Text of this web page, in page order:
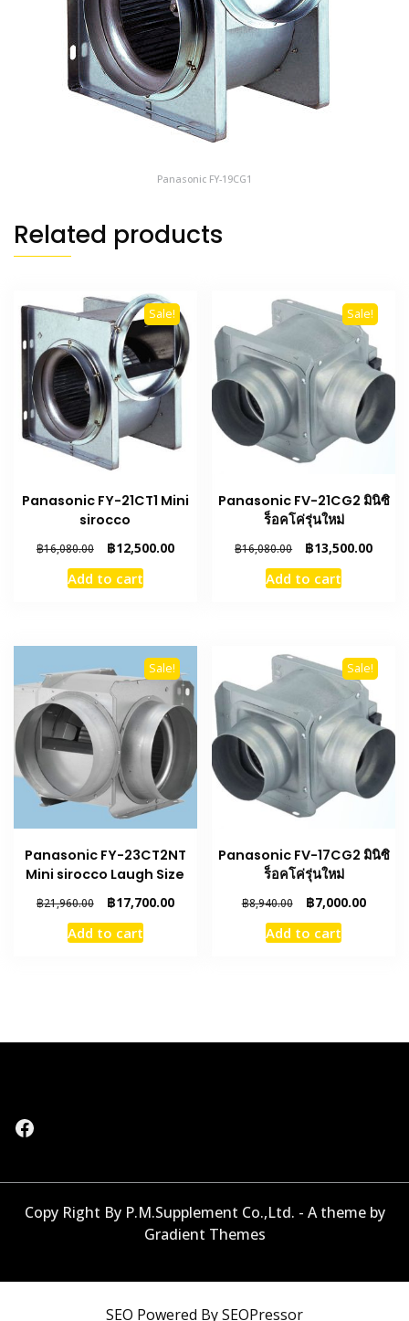
Panasonic FY-19CG1
Related products
Sale!
Panasonic FY-21CT1 Mini
sirocco
฿16,080.00
Original
price
was:
฿12,500.00Current
Add to cart
Sale!
Panasonic FV-21CG2 มินิซิ
ร็อคโค่รุ่นใหม่
฿16,080.00
Original
price
was:
฿13,500.00
Add to cart
Sale!
Panasonic FY-23CT2NT
Mini sirocco Laugh Size
฿21,960.00
Original
price
was:
฿17,700.00Current
Add to cart
Sale!
Panasonic FV-17CG2 มินิซิ
ร็อคโค่รุ่นใหม่
฿8,940.00
Original
price
was:
฿7,000.00Current
Add to cart
Facebook
Copy Right By P.M.Supplement Co.,Ltd. - A theme by
Gradient Themes
SEO Powered BySEOPressor